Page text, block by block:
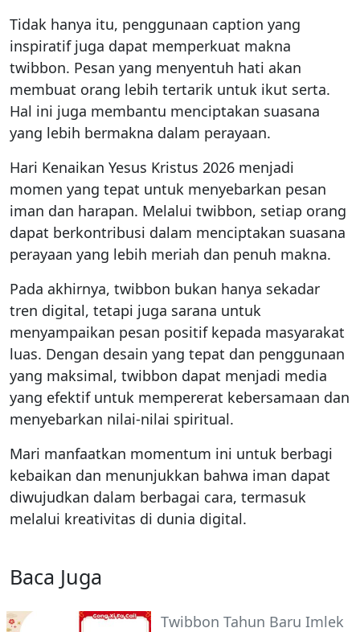
Tidak hanya itu, penggunaan caption yang
inspiratif juga dapat memperkuat makna
twibbon. Pesan yang menyentuh hati akan
membuat orang lebih tertarik untuk ikut serta.
Hal ini juga membantu menciptakan suasana
yang lebih bermakna dalam perayaan.
Hari Kenaikan Yesus Kristus 2026 menjadi
momen yang tepat untuk menyebarkan pesan
iman dan harapan. Melalui twibbon, setiap orang
dapat berkontribusi dalam menciptakan suasana
perayaan yang lebih meriah dan penuh makna.
Pada akhirnya, twibbon bukan hanya sekadar
tren digital, tetapi juga sarana untuk
menyampaikan pesan positif kepada masyarakat
luas. Dengan desain yang tepat dan penggunaan
yang maksimal, twibbon dapat menjadi media
yang efektif untuk mempererat kebersamaan dan
menyebarkan nilai-nilai spiritual.
Mari manfaatkan momentum ini untuk berbagi
kebaikan dan menunjukkan bahwa iman dapat
diwujudkan dalam berbagai cara, termasuk
melalui kreativitas di dunia digital.
Baca Juga
Twibbon Tahun Baru Imlek